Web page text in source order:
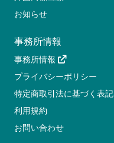
お知らせ
事務所情報
事務所情報
プライバシーポリシー
特定商取引法に基づく表記
利用規約
お問い合わせ